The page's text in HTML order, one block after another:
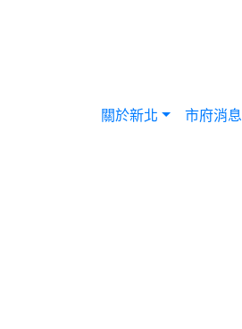
關於新北 市府消息